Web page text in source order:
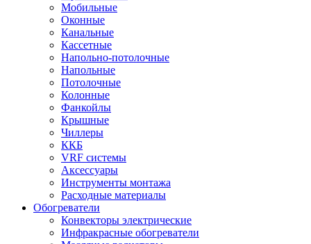
Мобильные
Оконные
Канальные
Кассетные
Напольно-потолочные
Напольные
Потолочные
Колонные
Фанкойлы
Крышные
Чиллеры
ККБ
VRF системы
Аксессуары
Инструменты монтажа
Расходные материалы
Обогреватели
Конвекторы электрические
Инфракрасные обогреватели